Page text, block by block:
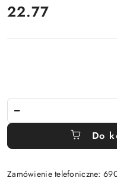
cena:
22.77
Do
Zamówienie telefoniczne: